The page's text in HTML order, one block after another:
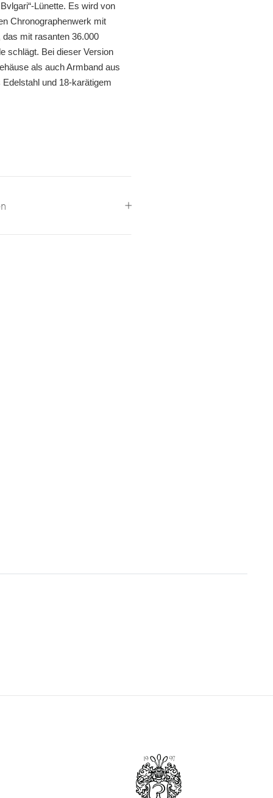
Lünette. Es wird von
Chronographenwerk mit
das mit rasanten 36.000
schlägt. Bei dieser Version
als auch Armband aus
und 18-karätigem